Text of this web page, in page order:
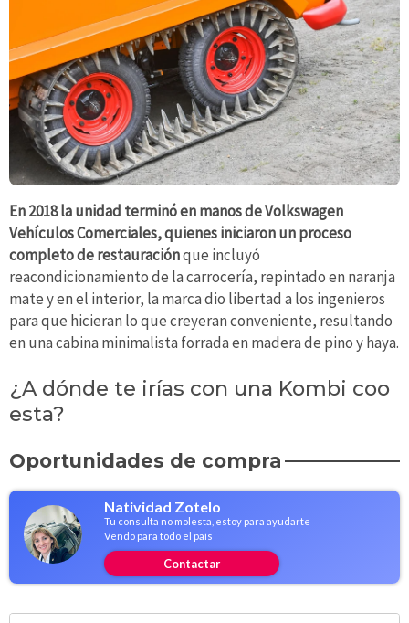
En 2018 la unidad terminó en manos de Volkswagen
Vehículos Comerciales, quienes iniciaron un proceso
completo de restauraciónque incluyó
reacondicionamiento de la carrocería, repintado en naranja
mate y en el interior, la marca dio libertad a los ingenieros
para que hicieran lo que creyeran conveniente, resultando
en una cabina minimalista forrada en madera de pino y haya.
¿A dónde te irías con una Kombi coo
esta?
Oportunidades de compra
Natividad Zotelo
Tu consulta no molesta, estoy para ayudarte
Vendo para todo el país
Contactar